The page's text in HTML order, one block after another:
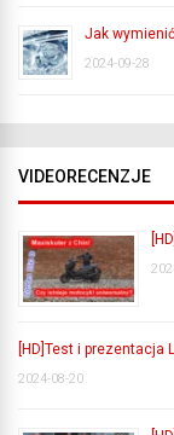
Jak
2024-09-28
VIDEORECENZJE
[HD]Test i prezentacja
2024-08-20